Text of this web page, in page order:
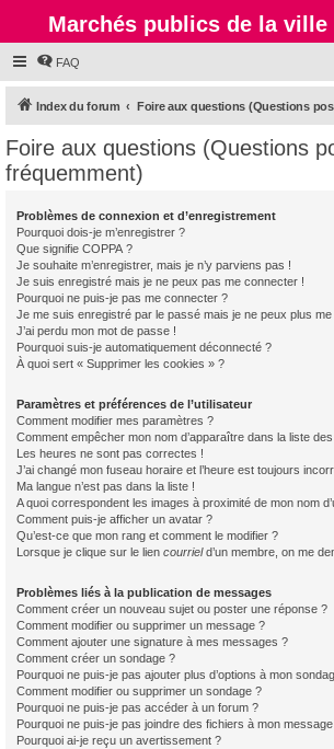
Marchés publics de la
FAQ
Index du forum Foire aux questions (Questions
Foire aux questions (Questions
fréquemment)
Problèmes de connexion et d’enregistrement
Pourquoi dois-je m’enregistrer ?
Que signifie COPPA ?
Je souhaite m’enregistrer, mais je n’y parviens pas !
Je suis enregistré mais je ne peux pas me connecter !
Pourquoi ne puis-je pas me connecter ?
Je me suis enregistré par le passé mais je ne peux plus
J’ai perdu mon mot de passe !
Pourquoi suis-je automatiquement déconnecté ?
À quoi sert « Supprimer les cookies » ?
Paramètres et préférences de l’utilisateur
Comment modifier mes paramètres ?
Comment empêcher mon nom d’apparaître dans la liste
Les heures ne sont pas correctes !
J’ai changé mon fuseau horaire et l’heure est toujours
Ma langue n’est pas dans la liste !
A quoi correspondent les images à proximité de mon nom
Comment puis-je afficher un avatar ?
Qu’est-ce que mon rang et comment le modifier ?
Lorsque je clique sur le lien courrield’un membre, on me
Problèmes liés à la publication de messages
Comment créer un nouveau sujet ou poster une réponse ?
Comment modifier ou supprimer un message ?
Comment ajouter une signature à mes messages ?
Comment créer un sondage ?
Pourquoi ne puis-je pas ajouter plus d’options à mon
Comment modifier ou supprimer un sondage ?
Pourquoi ne puis-je pas accéder à un forum ?
Pourquoi ne puis-je pas joindre des fichiers à mon
Pourquoi ai-je reçu un avertissement ?